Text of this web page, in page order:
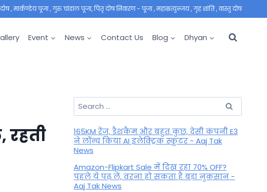
, मार्कण्डेय पूजा , गुरु चांडाल पूजा, पितृ दोष निवारण - पूजा , महाम्रत्युन्जय , गृह शांति , वास्तु दोष
Event News Contact Us Blog Dhyan
रहती
Search
for:
165KM रेंज, डैशकैम और बहुत कुछ, देसी कंपनी E3
ने लॉन्च किया AI इलेक्ट्रिक स्कूटर - Aaj Tak
News
Amazon-Flipkart Sale में दिख रहा 70% OFF?
पहले ये पढ़ लें, वरना हो सकता है बड़ा नुकसान -
Aaj Tak News